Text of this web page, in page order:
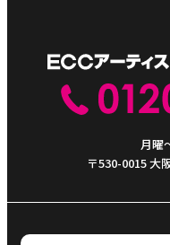
月曜
〒530-0015 大